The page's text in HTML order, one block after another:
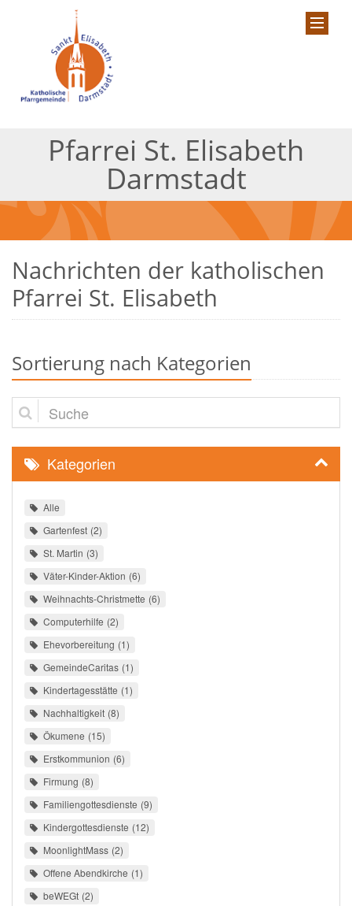
Pfarrei St. Elisabeth
Darmstadt
Nachrichten der katholischen
Pfarrei St. Elisabeth
Sortierung nach Kategorien
Suche
Kategorien
Alle
Gartenfest 2
St. Martin 3
Väter-Kinder-Aktion 6
Weihnachts-Christmette 6
Computerhilfe 2
Ehevorbereitung 1
GemeindeCaritas 1
Kindertagesstätte 1
Nachhaltigkeit 8
Ökumene 15
Erstkommunion 6
Firmung 8
Familiengottesdienste 9
Kindergottesdienste 12
MoonlightMass 2
Offene Abendkirche 1
beWEGt 2